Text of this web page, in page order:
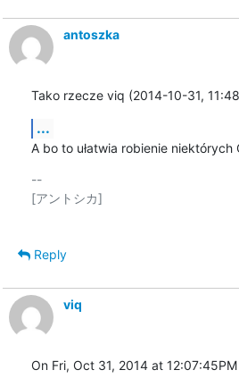
antoszka
Tako rzecze viq (2014-10-31,
...
A bo to ułatwia robienie niektórych
--
[アントシカ]
Reply
viq
On Fri, Oct 31, 2014 at